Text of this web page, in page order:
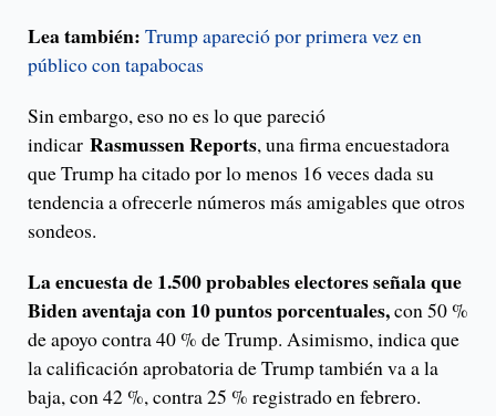
Lea también: Trump apareció por primera vez en
público con tapabocas
Sin embargo, eso no es lo que pareció
indicar Rasmussen Reports, una firma encuestadora
que Trump ha citado por lo menos 16 veces dada su
tendencia a ofrecerle números más amigables que otros
sondeos.
La encuesta de 1.500 probables electores señala que
Biden aventaja con 10 puntos porcentuales,con 50 %
de apoyo contra 40 % de Trump. Asimismo, indica que
la calificación aprobatoria de Trump también va a la
baja, con 42 %, contra 25 % registrado en febrero.